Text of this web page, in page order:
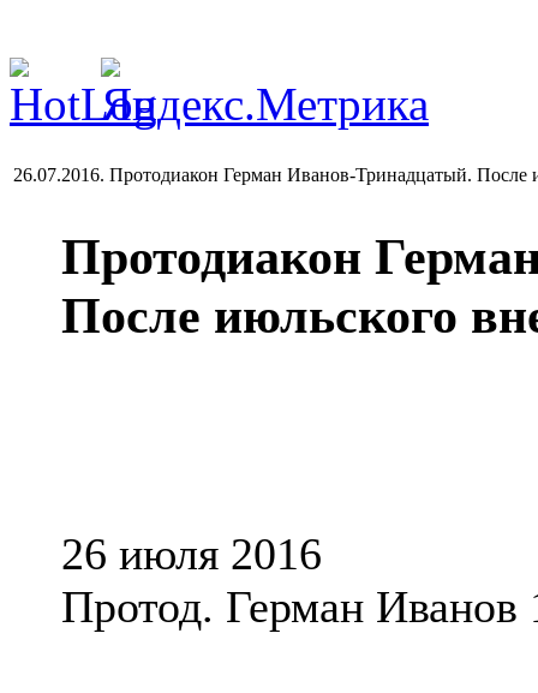
26.07.2016. Протодиакон Герман Иванов-Тринадцатый. После
Протодиакон
После июльского
26 июля 2016
Протод. Герман Иванов